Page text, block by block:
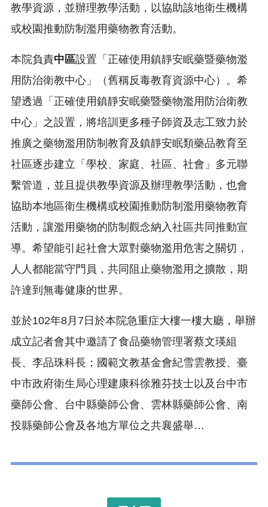
教學資源，並辦理教學活動，以協助該地衛生機構
或校園推動防制濫用藥物教育活動。
本院負責中區設置「正確使用鎮靜安眠藥暨藥物濫
用防治衛教中心」（舊稱反毒教育資源中心）。希
望透過「正確使用鎮靜安眠藥暨藥物濫用防治衛教
中心」之設置，將培訓更多種子師資及志工致力於
推廣之藥物濫用防制教育及鎮靜安眠類藥品教育至
社區逐步建立「學校、家庭、社區、社會」多元聯
繫管道，並且提供教學資源及辦理教學活動，也會
協助本地區衛生機構或校園推動防制濫用藥物教育
活動，讓濫用藥物的防制觀念納入社區共同推動宣
導。希望能引起社會大眾對藥物濫用危害之關切，
人人都能當守門員，共同阻止藥物濫用之擴散，期
許達到無毒健康的世界。
並於102年8月7日於本院急重症大樓一樓大廳，舉辦
成立記者會其中邀請了食品藥物管理署蔡文瑛組
長、李品珠科長；國範文教基金會紀雪雲教授、臺
中市政府衛生局心理建康科徐雅芬技士以及台中市
藥師公會、台中縣藥師公會、雲林縣藥師公會、南
投縣藥師公會及各地方單位之共襄盛舉…